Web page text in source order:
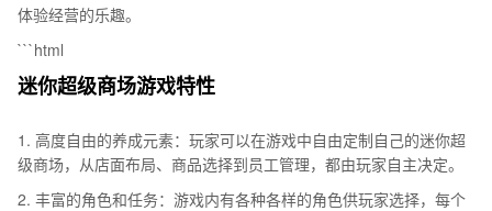
体验经营的乐趣。
```html
迷你超级商场游戏特性
1. 高度自由的养成元素：玩家可以在游戏中自由定制自己的迷你超
级商场，从店面布局、商品选择到员工管理，都由玩家自主决定。
2. 丰富的角色和任务：游戏内有各种各样的角色供玩家选择，每个